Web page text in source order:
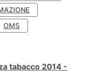
OMS
tabacco 2014 -